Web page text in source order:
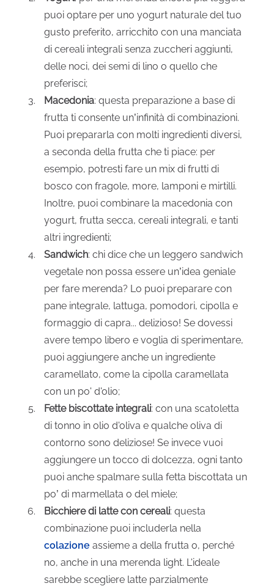
puoi optare per uno yogurt naturale del tuo
gusto preferito, arricchito con una manciata
di cereali integrali senza zuccheri aggiunti,
delle noci, dei semi di lino o quello che
preferisci;
Macedonia: questa preparazione a base di
frutta ti consente un’infinità di combinazioni.
Puoi prepararla con molti ingredienti diversi,
a seconda della frutta che ti piace: per
esempio, potresti fare un mix di frutti di
bosco con fragole, more, lamponi e mirtilli.
Inoltre, puoi combinare la macedonia con
yogurt, frutta secca, cereali integrali, e tanti
altri ingredienti;
Sandwich: chi dice che un leggero sandwich
vegetale non possa essere un’idea geniale
per fare merenda? Lo puoi preparare con
pane integrale, lattuga, pomodori, cipolla e
formaggio di capra... delizioso! Se dovessi
avere tempo libero e voglia di sperimentare,
puoi aggiungere anche un ingrediente
caramellato, come la cipolla caramellata
con un po' d'olio;
Fette biscottate integrali: con una scatoletta
di tonno in olio d'oliva e qualche oliva di
contorno sono deliziose! Se invece vuoi
aggiungere un tocco di dolcezza, ogni tanto
puoi anche spalmare sulla fetta biscottata un
po’ di marmellata o del miele;
Bicchiere di latte con cereali: questa
combinazione puoi includerla nella
colazione assieme a della frutta o, perché
no, anche in una merenda light. L'ideale
sarebbe scegliere latte parzialmente